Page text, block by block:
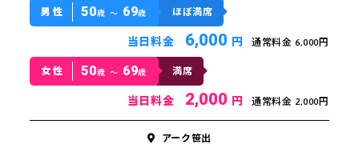
男性 50歳 〜 69歳 ほぼ満席
当日料金 6,000 円 通常料金 6,000円
女性 50歳 〜 69歳 満席
当日料金 2,000 円 通常料金 2,000円
アーク笹出